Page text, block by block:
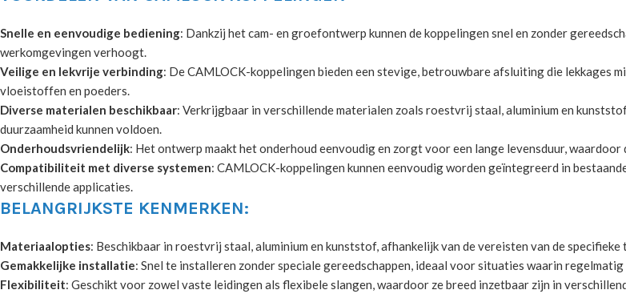
Snelle en eenvoudige bediening: Dankzij het cam- en groefontwerp kunnen de koppelingen snel en zonder
werkomgevingen verhoogt.
Veilige en lekvrije verbinding: De CAMLOCK-koppelingen bieden een stevige, betrouwbare afsluiting die lekkages
vloeistoffen en poeders.
Diverse materialen beschikbaar: Verkrijgbaar in verschillende materialen zoals roestvrij staal, aluminium en
duurzaamheid kunnen voldoen.
Onderhoudsvriendelijk: Het ontwerp maakt het onderhoud eenvoudig en zorgt voor een lange levensduur,
Compatibiliteit met diverse systemen: CAMLOCK-koppelingen kunnen eenvoudig worden geïntegreerd in
verschillende applicaties.
BELANGRIJKSTE KENMERKEN:
Materiaalopties: Beschikbaar in roestvrij staal, aluminium en kunststof, afhankelijk van de vereisten van de specifieke
Gemakkelijke installatie: Snel te installeren zonder speciale gereedschappen, ideaal voor situaties waarin
Flexibiliteit: Geschikt voor zowel vaste leidingen als flexibele slangen, waardoor ze breed inzetbaar zijn in